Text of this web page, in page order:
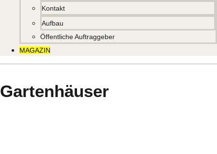
Kontakt
Aufbau
Öffentliche Auftraggeber
MAGAZIN
Gartenhäuser